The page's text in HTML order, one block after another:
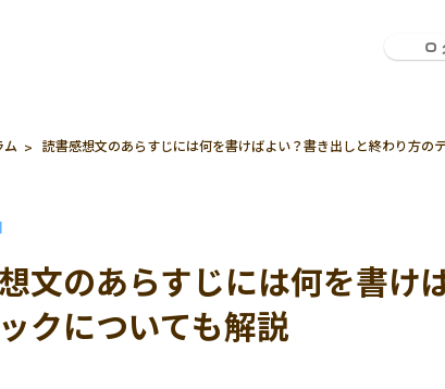
ロ
読書感想文のあらすじには何を書けばよい？書き出しと終わり方の
文のあらすじには何を書け
クについても解説